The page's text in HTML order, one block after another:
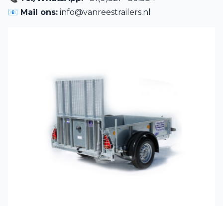
📧 Mail ons: info@vanreestrailers.nl